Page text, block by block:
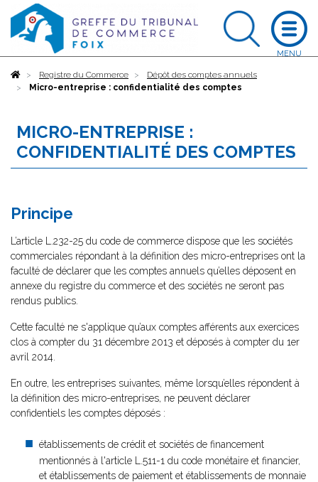
AccueilRegistre du Commerce
Dépôt des comptes annuels
Micro-entreprise : confidentialité des comptes
MICRO-ENTREPRISE :
CONFIDENTIALITÉ DES COMPTES
Principe
L’article L.232-25 du code de commerce dispose que les sociétés
commerciales répondant à la définition des micro-entreprises ont la
faculté de déclarer que les comptes annuels qu’elles déposent en
annexe du registre du commerce et des sociétés ne seront pas
rendus publics.
Cette faculté ne s'applique qu’aux comptes afférents aux exercices
clos à compter du 31 décembre 2013 et déposés à compter du 1er
avril 2014.
En outre, les entreprises suivantes, même lorsqu’elles répondent à
la définition des micro-entreprises, ne peuvent déclarer
confidentiels les comptes déposés :
établissements de crédit et sociétés de financement
mentionnés à l'article L.511-1 du code monétaire et financier,
et établissements de paiement et établissements de monnaie